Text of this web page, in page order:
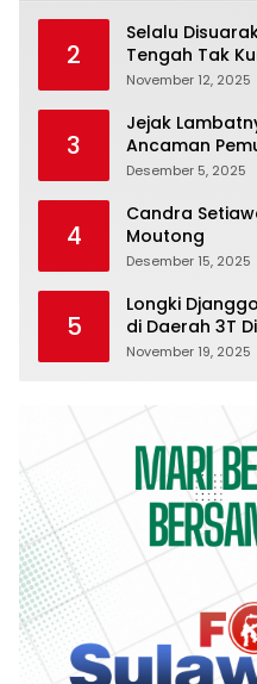
2
Selalu
Tengah Tak
November 12, 2025
3
Jejak
Ancaman
Desember 5, 2025
4
Candra
Moutong
Desember 15, 2025
5
Longki
di Daerah 3T
November 19, 2025